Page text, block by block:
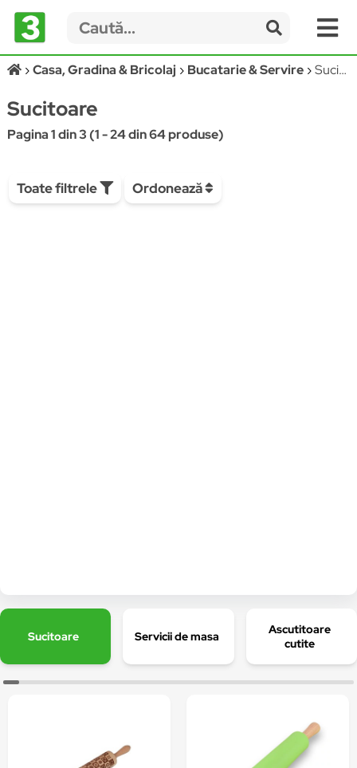
Casa, Gradina & Bricolaj Bucatarie & Servire Sucitoare
Sucitoare
Pagina 1 din 3 (1 - 24 din 64 produse)
Toate filtrele Ordonează
Sucitoare Servicii de masa
Ascutitoare
cutite